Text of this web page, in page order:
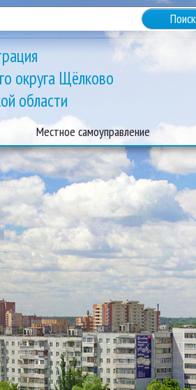
округа Щёлково
области
Местное самоуправление